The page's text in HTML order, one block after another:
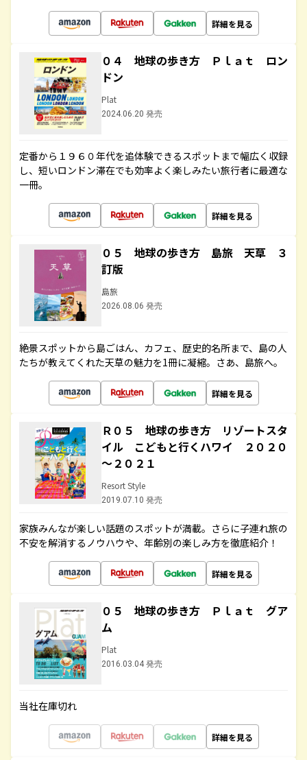
詳細を見る
０４ 地球の歩き方 Ｐｌａｔ ロン
ドン
Plat
2024.06.20 発売
定番から１９６０年代を追体験できるスポットまで幅広く収録
し、短いロンドン滞在でも効率よく楽しみたい旅行者に最適な
一冊。
詳細を見る
０５ 地球の歩き方 島旅 天草 ３
訂版
島旅
2026.08.06 発売
絶景スポットから島ごはん、カフェ、歴史的名所まで、島の人
たちが教えてくれた天草の魅力を1冊に凝縮。さあ、島旅へ。
詳細を見る
Ｒ０５ 地球の歩き方 リゾートスタ
イル こどもと行くハワイ ２０２０
～２０２１
Resort Style
2019.07.10 発売
家族みんなが楽しい話題のスポットが満載。さらに子連れ旅の
不安を解消するノウハウや、年齢別の楽しみ方を徹底紹介！
詳細を見る
０５ 地球の歩き方 Ｐｌａｔ グア
ム
Plat
2016.03.04 発売
当社在庫切れ
詳細を見る